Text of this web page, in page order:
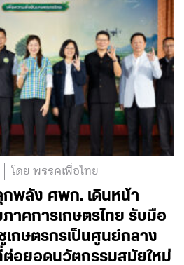
โดย พรรคเพื่อไทย
กพลัง ศพก. เดินหน้า
าคการเกษตรไทย รับมือ
เกษตรกรเป็นศูนย์กลาง
อยอดนวัตกรรมสมัยใหม่